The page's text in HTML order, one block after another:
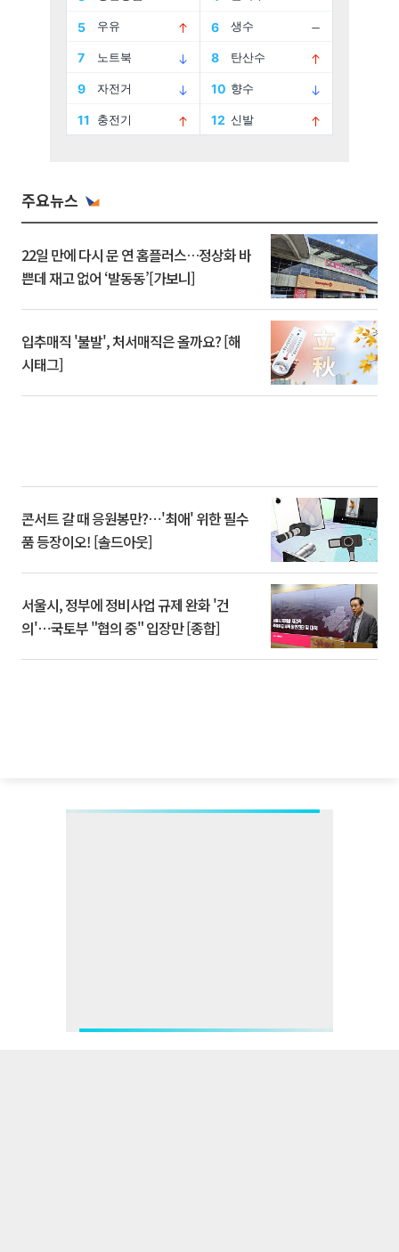
주요뉴스
22일 만에 다시 문 연 홈플러스…정상화 바
쁜데 재고 없어 ‘발동동’[가보니]
입추매직 '불발', 처서매직은 올까요? [해
시태그]
콘서트 갈 때 응원봉만?⋯'최애' 위한 필수
품 등장이오! [솔드아웃]
서울시, 정부에 정비사업 규제 완화 '건
의'⋯국토부 "협의 중" 입장만 [종합]